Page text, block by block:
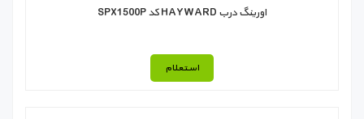
اورینگ درب HAYWARD کد SPX1500P
استعلام